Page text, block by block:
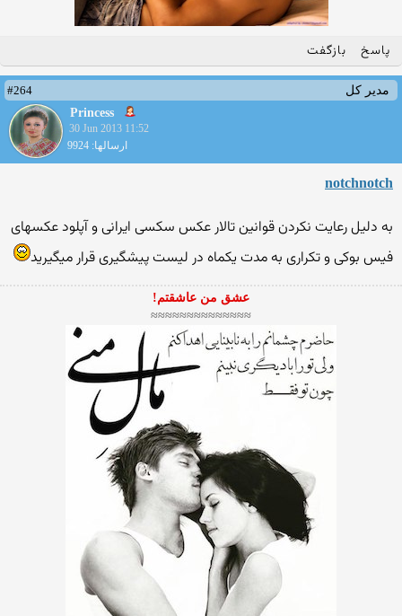
پاسخ بازگفت
مدیر کل
#264
Princess
30 Jun 2013 11:52
ارسالها: 9924
notchnotch
به دلیل رعایت نکردن قوانین تالار عکس سکسی ایرانی و آپلود عکسهای
فیس بوکی و تکراری به مدت یکماه در لیست پیشگیری قرار میگیرید
عشق من عاشقتم!
≈≈≈≈≈≈≈≈≈≈≈≈≈≈